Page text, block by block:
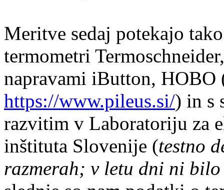
Meritve sedaj potekajo
termometri
napravami iButton, HOBO
https://www.pileus.si/) in s
razvitim v Laboratoriju za
inštituta Slovenije (testno
razmerah; v letu dni ni